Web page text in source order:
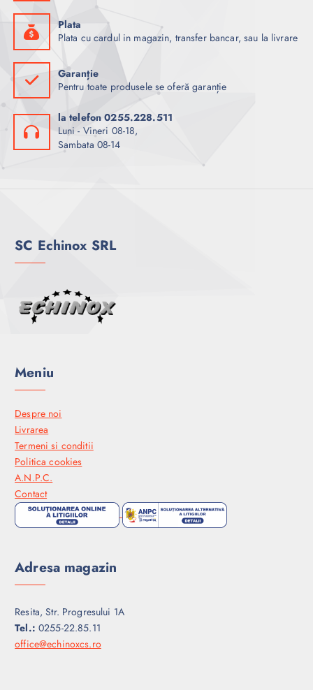
Plata
Plata cu cardul in magazin, transfer bancar, sau la livrare
Garanție
Pentru toate produsele se oferă garanție
la telefon 0255.228.511
Luni - Vineri 08-18,
Sambata 08-14
SC Echinox SRL
Meniu
Despre noi
Livrarea
Termeni si conditii
Politica cookies
A.N.P.C.
Contact
Adresa magazin
Resita, Str. Progresului 1A
Tel.: 0255-22.85.11
office@echinoxcs.ro